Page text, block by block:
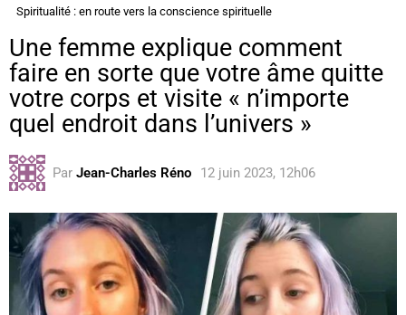
Spiritualité : en route vers la conscience spirituelle
Une femme explique comment
faire en sorte que votre âme quitte
votre corps et visite « n’importe
quel endroit dans l’univers »
Par Jean-Charles Réno 12 juin 2023, 12h06